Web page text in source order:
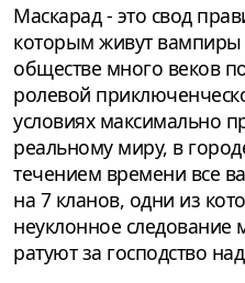
Маскарад - это свод
которым живут вампиры
обществе много веков
ролевой
условиях максимально
реальному миру, в
течением времени все
на 7 кланов, одни из
неуклонное следование
ратуют за господство